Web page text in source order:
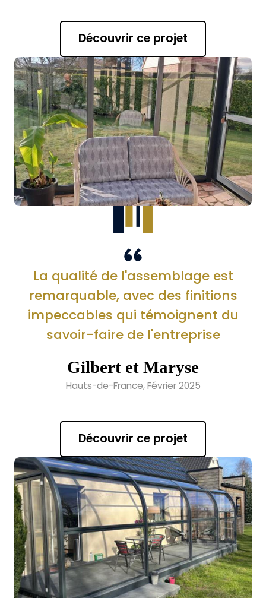
Découvrir ce projet
La qualité de l'assemblage est
remarquable, avec des finitions
impeccables qui témoignent du
savoir-faire de l'entreprise
Gilbert et Maryse
Hauts-de-France, Février 2025
Découvrir ce projet